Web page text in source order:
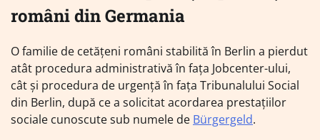
români din Germania
O familie de cetățeni români stabilită în Berlin a pierdut
atât procedura administrativă în fața Jobcenter-ului,
cât și procedura de urgență în fața Tribunalului Social
din Berlin, după ce a solicitat acordarea prestațiilor
sociale cunoscute sub numele de Bürgergeld.